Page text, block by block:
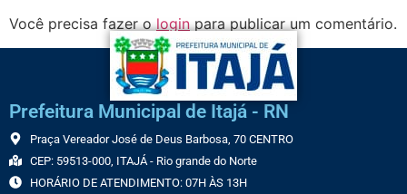
Você precisa fazer ologinpara publicar um comentário.
Prefeitura Municipal de Itajá - RN
Praça Vereador José de Deus Barbosa, 70 CENTRO
CEP: 59513-000, ITAJÁ - Rio grande do Norte
HORÁRIO DE ATENDIMENTO: 07H ÀS 13H